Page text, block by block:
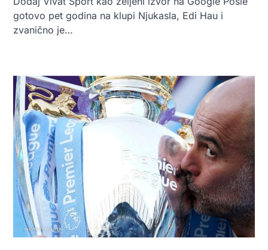
gotovo pet godina na klupi Njukasla, Edi Hau i
zvanično je…